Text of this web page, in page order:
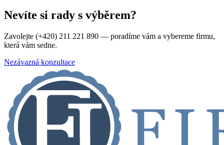
Nevíte si rady s výběrem?
Zavolejte (+420) 211 221 890 — poradíme vám a vybereme firmu,
která vám sedne.
Nezávazná konzultace